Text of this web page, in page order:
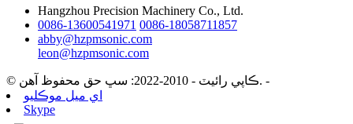
Hangzhou Precision Machinery Co., Ltd.
0086-13600541971 0086-18058711857
abby@hzpmsonic.com
leon@hzpmsonic.com
© ڪاپي رائيٽ - 2010-2022: سڀ حق محفوظ آهن. -
اي ميل موڪليو
Skype